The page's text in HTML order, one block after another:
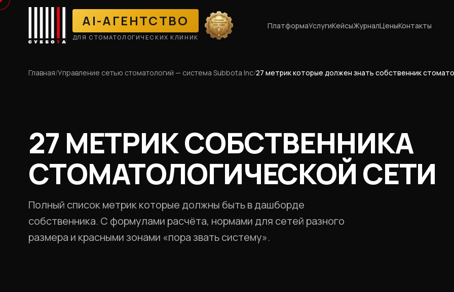
AI-АГЕНТСТВО
ДЛЯ СТОМАТОЛОГИЧЕСКИХ КЛИНИК
ПлатформаУслугиКейсыЖурналЦеныКонтакты
Главная/Управление сетью стоматологий — система Subbota Inc/27 метрик которые должен знать собственник
27 МЕТРИК СОБСТВЕННИКА
СТОМАТОЛОГИЧЕСКОЙ СЕТИ
Полный список метрик которые должны быть в дашборде
собственника. С формулами расчёта, нормами для сетей разного
размера и красными зонами «пора звать систему».